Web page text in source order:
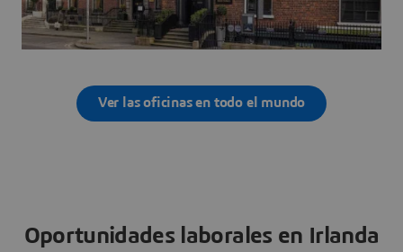
Ver las oficinas en todo el mundo
Oportunidades laborales en Irlanda